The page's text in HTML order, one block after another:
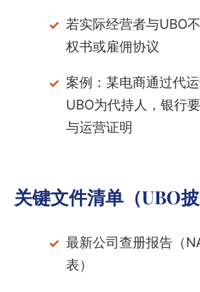
若实际经营者与UBO
权书或雇佣协议
案例：某电商通过代
UBO为代持人，银行
与运营证明
关键文件清单（UBO披
最新公司查册报告（
表）